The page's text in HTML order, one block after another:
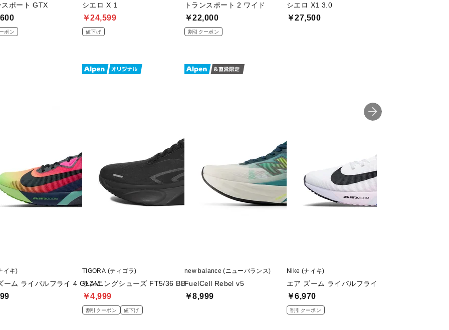
スポート GTX
ポン
シエロ X 1
￥24,599
値下げ
トランスポート 2 ワイド
￥22,000
割引クーポン
シエロ X1 3.0
￥27,500
イキ)
ーム ライバルフライ 4 GLAM
TIGORA (ティゴラ)
ランニングシューズ FT5/36 BB
￥4,999
割引クーポン 値下げ
new balance (ニューバランス)
FuelCell Rebel v5
￥8,999
Nike (ナイキ)
エア ズーム ライバルフライ 4 CM
￥6,970
割引クーポン